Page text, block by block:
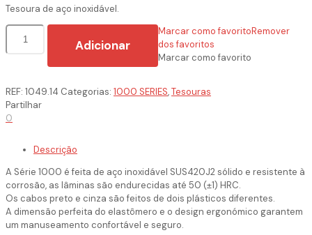
Tesoura de aço inoxidável.
Quantidade
KAI
Adicionar
Marcar como favoritoRemover
dos favoritos
Marcar como favorito
REF: 1049.14 Categorias: 1000 SERIES,Tesouras
Partilhar
0
Descrição
A Série 1000 é feita de aço inoxidável SUS420J2 sólido e resistente à
corrosão, as lâminas são endurecidas até 50 (±1) HRC.
Os cabos preto e cinza são feitos de dois plásticos diferentes.
A dimensão perfeita do elastômero e o design ergonómico garantem
um manuseamento confortável e seguro.